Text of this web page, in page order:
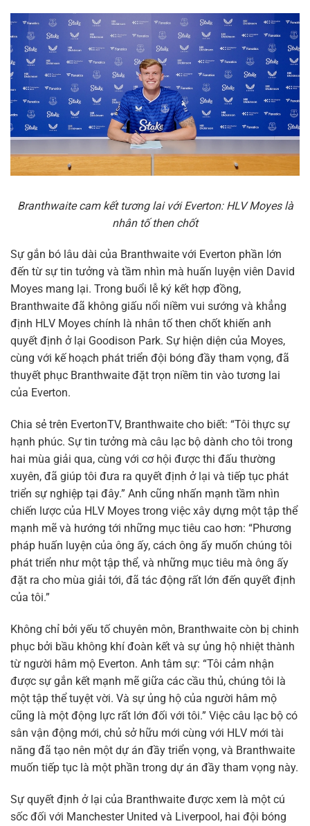
Branthwaite cam kết tương lai với Everton: HLV Moyes là
nhân tố then chốt
Sự gắn bó lâu dài của Branthwaite với Everton phần lớn
đến từ sự tin tưởng và tầm nhìn mà huấn luyện viên David
Moyes mang lại. Trong buổi lễ ký kết hợp đồng,
Branthwaite đã không giấu nổi niềm vui sướng và khẳng
định HLV Moyes chính là nhân tố then chốt khiến anh
quyết định ở lại Goodison Park. Sự hiện diện của Moyes,
cùng với kế hoạch phát triển đội bóng đầy tham vọng, đã
thuyết phục Branthwaite đặt trọn niềm tin vào tương lai
của Everton.
Chia sẻ trên EvertonTV, Branthwaite cho biết: “Tôi thực sự
hạnh phúc. Sự tin tưởng mà câu lạc bộ dành cho tôi trong
hai mùa giải qua, cùng với cơ hội được thi đấu thường
xuyên, đã giúp tôi đưa ra quyết định ở lại và tiếp tục phát
triển sự nghiệp tại đây.” Anh cũng nhấn mạnh tầm nhìn
chiến lược của HLV Moyes trong việc xây dựng một tập thể
mạnh mẽ và hướng tới những mục tiêu cao hơn: “Phương
pháp huấn luyện của ông ấy, cách ông ấy muốn chúng tôi
phát triển như một tập thể, và những mục tiêu mà ông ấy
đặt ra cho mùa giải tới, đã tác động rất lớn đến quyết định
của tôi.”
Không chỉ bởi yếu tố chuyên môn, Branthwaite còn bị chinh
phục bởi bầu không khí đoàn kết và sự ủng hộ nhiệt thành
từ người hâm mộ Everton. Anh tâm sự: “Tôi cảm nhận
được sự gắn kết mạnh mẽ giữa các cầu thủ, chúng tôi là
một tập thể tuyệt vời. Và sự ủng hộ của người hâm mộ
cũng là một động lực rất lớn đối với tôi.” Việc câu lạc bộ có
sân vận động mới, chủ sở hữu mới cùng với HLV mới tài
năng đã tạo nên một dự án đầy triển vọng, và Branthwaite
muốn tiếp tục là một phần trong dự án đầy tham vọng này.
Sự quyết định ở lại của Branthwaite được xem là một cú
sốc đối với Manchester United và Liverpool, hai đội bóng